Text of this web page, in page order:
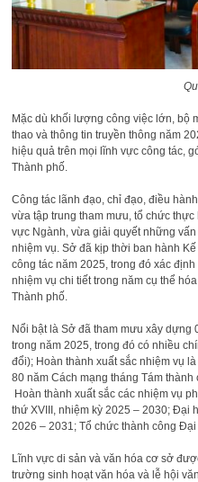
Mặc dù khối lượng công việc lớn, bộ
thao và thông tin truyền thông năm
hiệu quả trên mọi lĩnh vực công tác,
Thành phố.
Công tác lãnh đạo, chỉ đạo, điều
vừa tập trung tham mưu, tổ chức
vực Ngành, vừa giải quyết những
nhiệm vụ. Sở đã kịp thời ban hành
công tác năm 2025, trong đó xác
nhiệm vụ chi tiết trong năm cụ thể
Thành phố.
Nổi bật là Sở đã tham mưu xây dựng
trong năm 2025, trong đó có nhiều
đổi); Hoàn thành xuất sắc nhiệm vụ
80 năm Cách mạng tháng Tám
Hoàn thành xuất sắc các nhiệm vụ
thứ XVIII, nhiệm kỳ 2025 – 2030; Đại
2026 – 2031; Tổ chức thành công
Lĩnh vực di sản và văn hóa cơ sở
trường sinh hoạt văn hóa và lễ hội